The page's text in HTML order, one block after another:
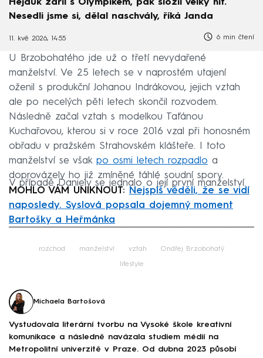
Hejduk zářil s Olympikem, pak složil velký hit.
Nesedli jsme si, dělal naschvály, říká Janda
11. kvě 2026, 14:55 6 min čtení
U Brzobohatého jde už o třetí nevydařené
manželství. Ve 25 letech se v naprostém utajení
oženil s produkční Johanou Indrákovou, jejich vztah
ale po necelých pěti letech skončil rozvodem.
Následně začal vztah s modelkou Taťánou
Kuchařovou, kterou si v roce 2016 vzal při honosném
obřadu v pražském Strahovském klášteře. I toto
manželství se však po osmi letech rozpadlo a
doprovázely ho již zmíněné táhlé soudní spory.
V případě Daniely se jednalo o její první manželství.
MOHLO VÁM UNIKNOUT: Nejspíš věděli, že se vidí
naposledy. Syslová popsala dojemný moment
Bartošky a Heřmánka
rozchod manželství vztah Ondřej Brzobohatý
lifestyle
Michaela Bartošová
Vystudovala literární tvorbu na Vysoké škole kreativní
komunikace a následně navázala studiem médií na
Metropolitní univerzitě v Praze. Od dubna 2023 působí